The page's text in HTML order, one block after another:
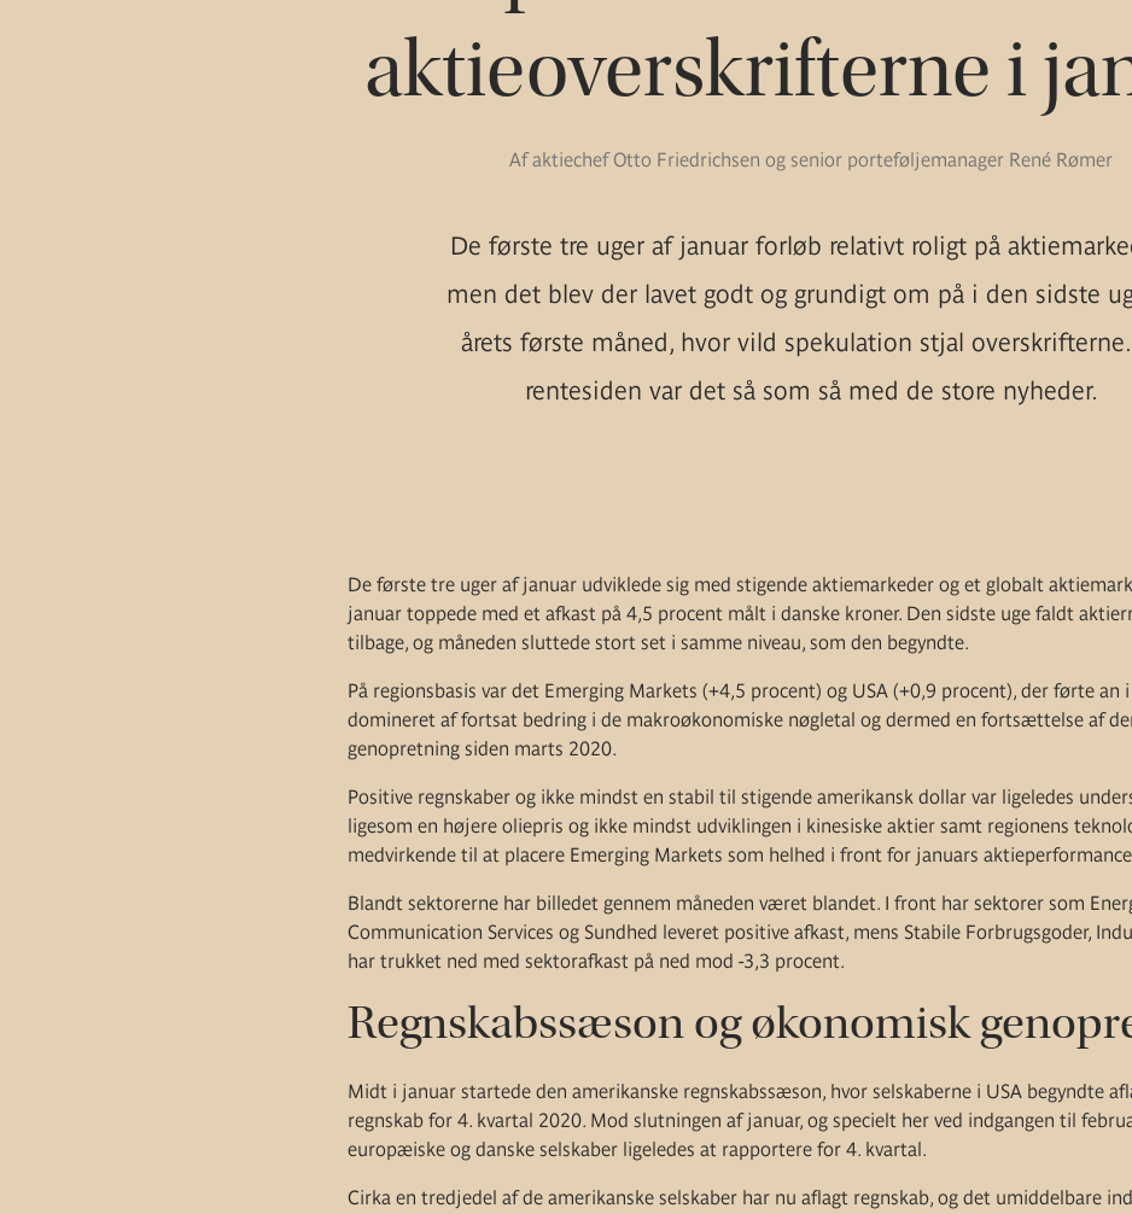
aktieoverskrifterne i
Af aktiechef Otto Friedrichsen og senior porteføljemanager René Rømer
De første tre uger af januar forløb relativt roligt på
men det blev der lavet godt og grundigt om på i den sidste
årets første måned, hvor vild spekulation stjal overskrifterne.
rentesiden var det så som så med de store nyheder.
De første tre uger af januar udviklede sig med stigende aktiemarkeder og et globalt
januar toppede med et afkast på 4,5 procent målt i danske kroner. Den sidste uge faldt
tilbage, og måneden sluttede stort set i samme niveau, som den begyndte.
På regionsbasis var det Emerging Markets (+4,5 procent) og USA (+0,9 procent), der førte an
domineret af fortsat bedring i de makroøkonomiske nøgletal og dermed en fortsættelse af
genopretning siden marts 2020.
Positive regnskaber og ikke mindst en stabil til stigende amerikansk dollar var ligeledes
ligesom en højere oliepris og ikke mindst udviklingen i kinesiske aktier samt regionens
medvirkende til at placere Emerging Markets som helhed i front for januars
Blandt sektorerne har billedet gennem måneden været blandet. I front har sektorer som
Communication Services og Sundhed leveret positive afkast, mens Stabile Forbrugsgoder,
har trukket ned med sektorafkast på ned mod -3,3 procent.
Regnskabssæson og økonomisk
Midt i januar startede den amerikanske regnskabssæson, hvor selskaberne i USA begyndte
regnskab for 4. kvartal 2020. Mod slutningen af januar, og specielt her ved indgangen til
europæiske og danske selskaber ligeledes at rapportere for 4. kvartal.
Cirka en tredjedel af de amerikanske selskaber har nu aflagt regnskab, og det umiddelbare